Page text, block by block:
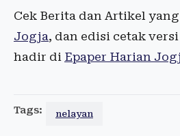
Cek Berita dan Artikel
Jogja, dan edisi cetak
hadir di Epaper Harian
Tags: nelayan